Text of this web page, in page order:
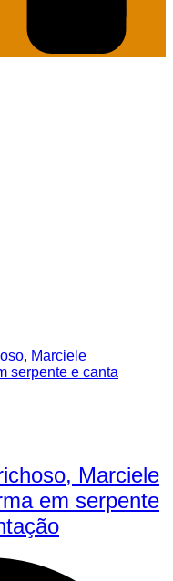
Marciele
em serpente